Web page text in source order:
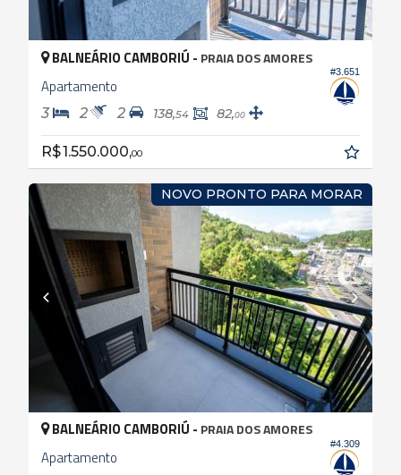
#3.651
BALNEÁRIO CAMBORIÚ - PRAIA DOS AMORES
Apartamento
3 2 2 138,54 82,00
R$ 1.550.000,00
NOVO PRONTO PARA MORAR
#4.309
BALNEÁRIO CAMBORIÚ - PRAIA DOS AMORES
Apartamento